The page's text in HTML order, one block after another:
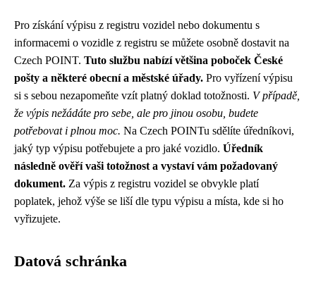
Pro získání výpisu z registru vozidel nebo dokumentu s
informacemi o vozidle z registru se můžete osobně dostavit na
Czech POINT. Tuto službu nabízí většina poboček České
pošty a některé obecní a městské úřady. Pro vyřízení výpisu
si s sebou nezapomeňte vzít platný doklad totožnosti. V případě,
že výpis nežádáte pro sebe, ale pro jinou osobu, budete
potřebovat i plnou moc. Na Czech POINTu sdělíte úředníkovi,
jaký typ výpisu potřebujete a pro jaké vozidlo. Úředník
následně ověří vaši totožnost a vystaví vám požadovaný
dokument. Za výpis z registru vozidel se obvykle platí
poplatek, jehož výše se liší dle typu výpisu a místa, kde si ho
vyřizujete.
Datová schránka